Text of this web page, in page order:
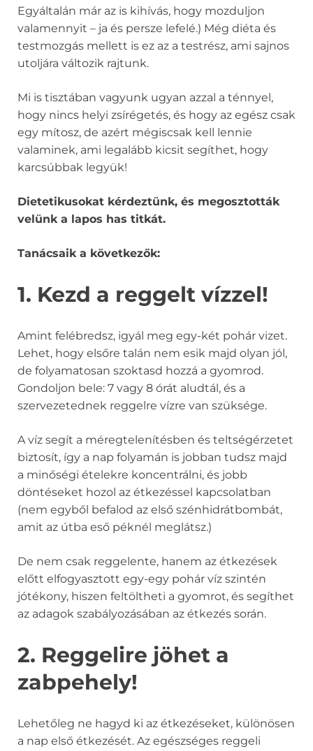
Egyáltalán már az is kihívás, hogy mozduljon
valamennyit – ja és persze lefelé.) Még diéta és
testmozgás mellett is ez az a testrész, ami sajnos
utoljára változik rajtunk.
Mi is tisztában vagyunk ugyan azzal a ténnyel,
hogy nincs helyi zsírégetés, és hogy az egész csak
egy mítosz, de azért mégiscsak kell lennie
valaminek, ami legalább kicsit segíthet, hogy
karcsúbbak legyük!
Dietetikusokat kérdeztünk, és megosztották
velünk a lapos has titkát.
Tanácsaik a következők:
1. Kezd a reggelt vízzel!
Amint felébredsz, igyál meg egy-két pohár vizet.
Lehet, hogy elsőre talán nem esik majd olyan jól,
de folyamatosan szoktasd hozzá a gyomrod.
Gondoljon bele: 7 vagy 8 órát aludtál, és a
szervezetednek reggelre vízre van szüksége.
A víz segít a méregtelenítésben és teltségérzetet
biztosít, így a nap folyamán is jobban tudsz majd
a minőségi ételekre koncentrálni, és jobb
döntéseket hozol az étkezéssel kapcsolatban
(nem egyből befalod az első szénhidrátbombát,
amit az útba eső péknél meglátsz.)
De nem csak reggelente, hanem az étkezések
előtt elfogyasztott egy-egy pohár víz szintén
jótékony, hiszen feltöltheti a gyomrot, és segíthet
az adagok szabályozásában az étkezés során.
2. Reggelire jöhet a
zabpehely!
Lehetőleg ne hagyd ki az étkezéseket, különösen
a nap első étkezését. Az egészséges reggeli